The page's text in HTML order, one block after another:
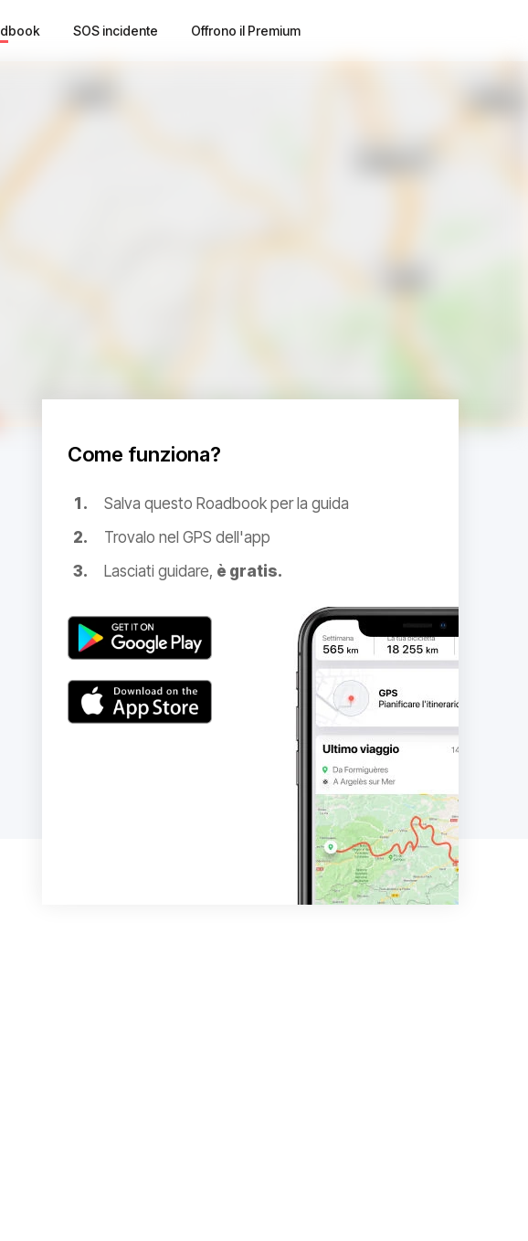
SOS incidente Offrono il Premium
Come funziona?
Salva questo Roadbook per la guida
Trovalo nel GPS dell'app
Lasciati guidare, è gratis.